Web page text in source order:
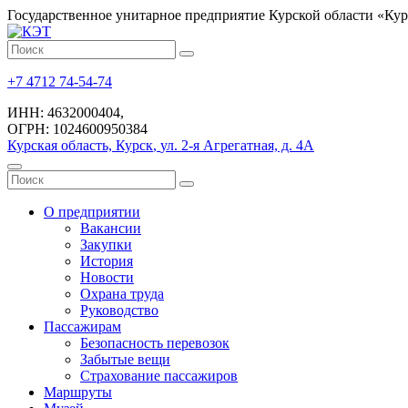
Государственное унитарное предприятие Курской области
+7 4712 74-54-74
ИНН: 4632000404,
ОГРН: 1024600950384
Курская область, Курск, ул. 2-я Агрегатная, д. 4А
О предприятии
Вакансии
Закупки
История
Новости
Охрана труда
Руководство
Пассажирам
Безопасность перевозок
Забытые вещи
Страхование пассажиров
Маршруты